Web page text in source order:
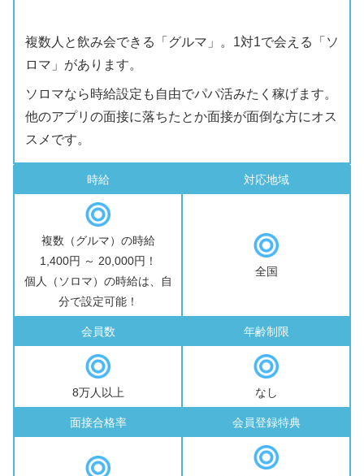
複数人と飲み会できる「グルマ」。1対1で会える「ソ
ロマ」があります。
ソロマなら時給設定も自由でパパ活みたく稼げます。
他のアプリの面接に落ちたとか面接が面倒な方にオス
スメです。
時給
複数（グルマ）の時給
1,400円 ～ 20,000円！
個人（ソロマ）の時給は、自
分で設定可能！
対応地域
全国
会員数
8万人以上
年齢制限
なし
面接合格率 会員登録特典